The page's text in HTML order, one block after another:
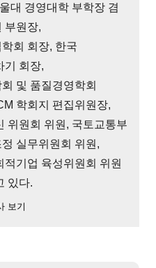
대 경영대학 부학장 겸
부원장,
회 회장, 한국
기 회장,
및 품질경영학회
학회지 편집위원장,
위원회 위원, 국토교통부
실무위원회 위원,
적기업 육성위원회 위원
있다.
보기